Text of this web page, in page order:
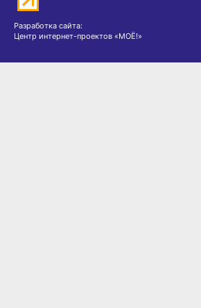
Разработка сайта:
Центр интернет-проектов «МОЁ!»